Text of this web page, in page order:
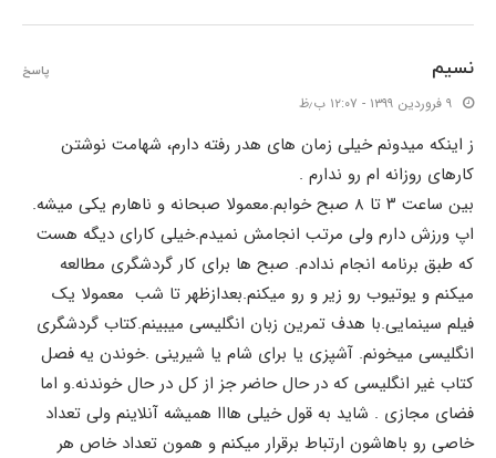
نسیم
۹ فروردین ۱۳۹۹ - ۱۲:۰۷ ب٫ظ
ز اینکه میدونم خیلی زمان های هدر رفته دارم، شهامت نوشتن
کارهای روزانه ام رو ندارم .
بین ساعت ۳ تا ۸ صبح خوابم.معمولا صبحانه و ناهارم یکی میشه.
اپ ورزش دارم ولی مرتب انجامش نمیدم.خیلی کارای دیگه هست
که طبق برنامه انجام ندادم. صبح ها برای کار گردشگری مطالعه
میکنم و یوتیوب رو زیر و رو میکنم.بعدازظهر تا شب معمولا یک
فیلم سینمایی.با هدف تمرین زبان انگلیسی میبینم.کتاب گردشگری
انگلیسی میخونم. آشپزی یا برای شام یا شیرینی .خوندن یه فصل
کتاب غیر انگلیسی که در حال حاضر جز از کل در حال خوندنه.و اما
فضای مجازی . شاید به قول خیلی هااا همیشه آنلاینم ولی تعداد
خاصی رو باهاشون ارتباط برقرار میکنم و همون تعداد خاص هر
پاسخ